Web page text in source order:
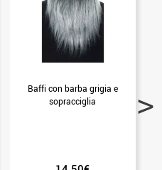
Baffi con barba grigia e
sopracciglia